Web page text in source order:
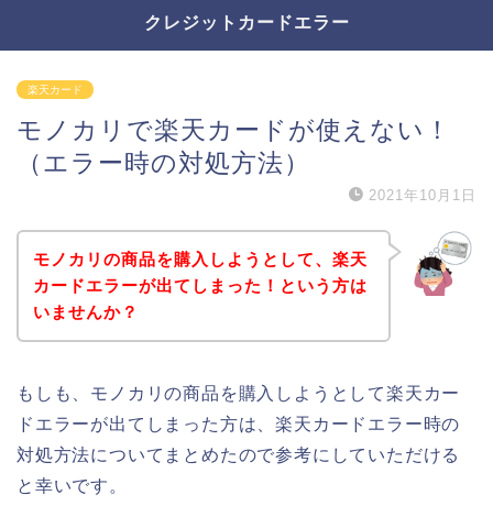
クレジットカードエラー
楽天カード
モノカリで楽天カードが使えない！
（エラー時の対処方法）
2021年10月1日
モノカリの商品を購入しようとして、楽天
カードエラーが出てしまった！という方は
いませんか？
もしも、モノカリの商品を購入しようとして楽天カー
ドエラーが出てしまった方は、楽天カードエラー時の
対処方法についてまとめたので参考にしていただける
と幸いです。